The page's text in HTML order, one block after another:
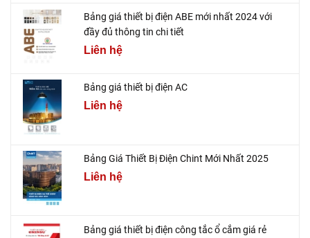
Bảng giá thiết bị điện ABE mới nhất 2024 với
đầy đủ thông tin chi tiết
Liên hệ
Bảng giá thiết bị điện AC
Liên hệ
Bảng Giá Thiết Bị Điện Chint Mới Nhất 2025
Liên hệ
Bảng giá thiết bị điện công tắc ổ cắm giá rẻ